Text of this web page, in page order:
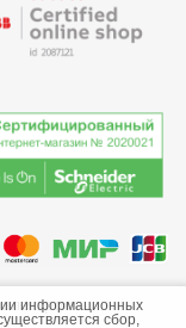
информационных
сбор,